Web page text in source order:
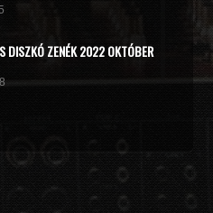
DISZKÓ ZENÉK 2022 OKTÓBER